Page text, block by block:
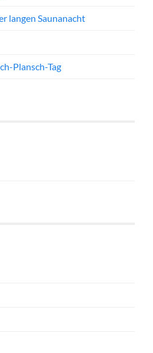
langen Saunanacht
Plansch-Tag